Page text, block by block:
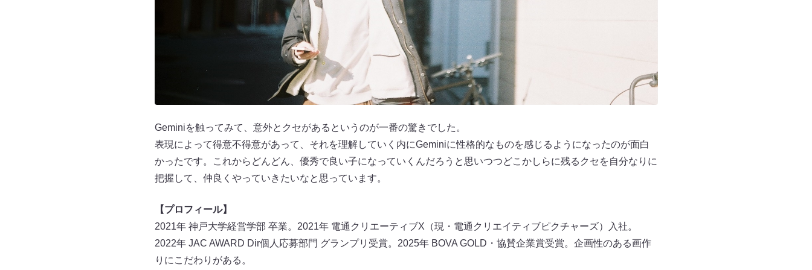
Geminiを触ってみて、意外とクセがあるというのが一番の驚きでした。
表現によって得意不得意があって、それを理解していく内にGeminiに性格的なものを感じるようになったのが面白
かったです。これからどんどん、優秀で良い子になっていくんだろうと思いつつどこかしらに残るクセを自分なりに
把握して、仲良くやっていきたいなと思っています。
【プロフィール】
2021年 神戸大学経営学部 卒業。2021年 電通クリエーティブX（現・電通クリエイティブピクチャーズ）入社。
2022年 JAC AWARD Dir個人応募部門 グランプリ受賞。2025年 BOVA GOLD・協賛企業賞受賞。企画性のある画作
りにこだわりがある。